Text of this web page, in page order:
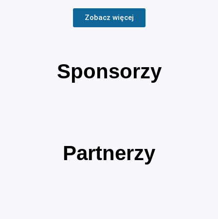
Zobacz więcej
Sponsorzy
Partnerzy